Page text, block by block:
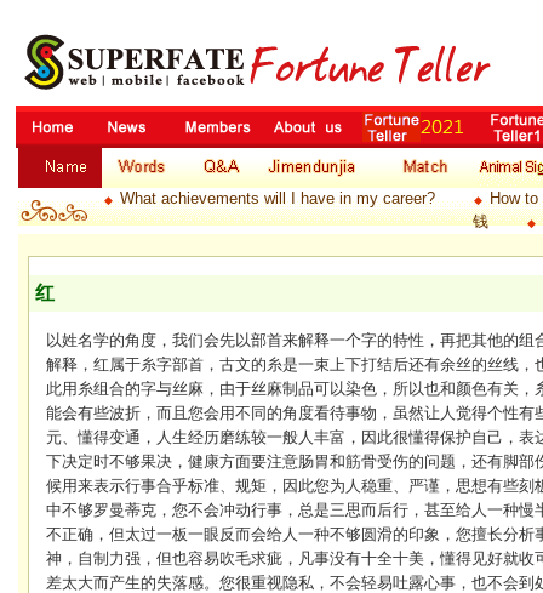
◆What achievements will I have in my career? ◆ How
钱
◆
红
以姓名学的角度，我们会先以部首来解释一个字的特性，再把其他的组
解释，红属于糸字部首，古文的糸是一束上下打结后还有余丝的丝线，
此用糸组合的字与丝麻，由于丝麻制品可以染色，所以也和颜色有关，
能会有些波折，而且您会用不同的角度看待事物，虽然让人觉得个性有
元、懂得变通，人生经历磨练较一般人丰富，因此很懂得保护自己，表
下决定时不够果决，健康方面要注意肠胃和筋骨受伤的问题，还有脚部
候用来表示行事合乎标准、规矩，因此您为人稳重、严谨，思想有些刻
中不够罗曼蒂克，您不会冲动行事，总是三思而后行，甚至给人一种慢
不正确，但太过一板一眼反而会给人一种不够圆滑的印象，您擅长分析
神，自制力强，但也容易吹毛求疵，凡事没有十全十美，懂得见好就收
差太大而产生的失落感。您很重视隐私，不会轻易吐露心事，也不会到